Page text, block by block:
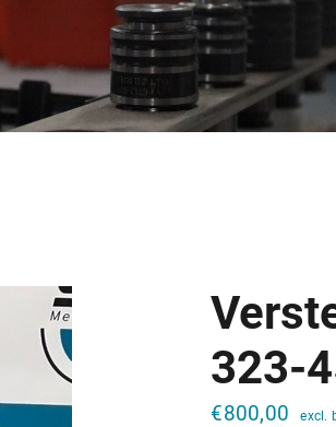
323-
€800,00